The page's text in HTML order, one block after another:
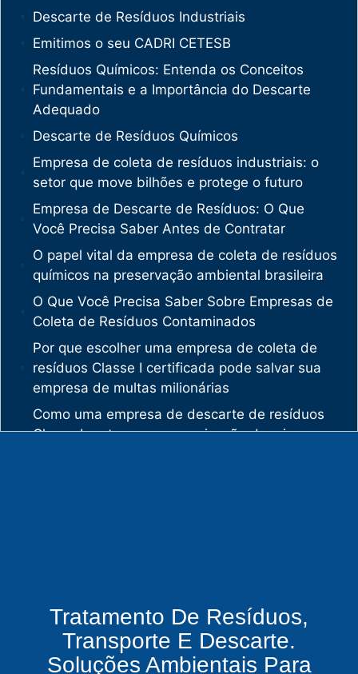
Descarte de Resíduos Industriais
Emitimos o seu CADRI CETESB
Resíduos Químicos: Entenda os Conceitos
Fundamentais e a Importância do Descarte
Adequado
Descarte de Resíduos Químicos
Empresa de coleta de resíduos industriais: o
setor que move bilhões e protege o futuro
Empresa de Descarte de Resíduos: O Que
Você Precisa Saber Antes de Contratar
O papel vital da empresa de coleta de resíduos
químicos na preservação ambiental brasileira
O Que Você Precisa Saber Sobre Empresas de
Coleta de Resíduos Contaminados
Por que escolher uma empresa de coleta de
resíduos Classe I certificada pode salvar sua
empresa de multas milionárias
Como uma empresa de descarte de resíduos
Classe I protege sua organização de crimes
vê oportunidades bilionárias esperando para
serem exploradas.
O que uma empresa de gestão de resíduos
Tratamento De Resíduos,
Transporte E Descarte.
Soluções Ambientais Para